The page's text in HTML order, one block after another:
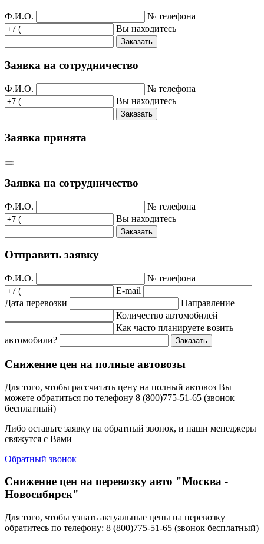
Ф.И.О.
№ телефона
Вы находитесь
Заказать
Заявка на сотрудничество
Ф.И.О.
№ телефона
Вы находитесь
Заказать
Заявка принята
Заявка на сотрудничество
Ф.И.О.
№ телефона
Вы находитесь
Заказать
Отправить заявку
Ф.И.О.
№ телефона
E-mail
Дата перевозки
Направление
Количество автомобилей
Как часто планируете возить
автомобили?
Заказать
Снижение цен на полные автовозы
Для того, чтобы рассчитать цену на полный автовоз Вы
можете обратиться по телефону 8 (800)775-51-65 (звонок
бесплатный)
Либо оставьте заявку на обратный звонок, и наши менеджеры
свяжутся с Вами
Обратный звонок
Снижение цен на перевозку авто "Москва -
Новосибирск"
Для того, чтобы узнать актуальные цены на перевозку
обратитесь по телефону: 8 (800)775-51-65 (звонок бесплатный)